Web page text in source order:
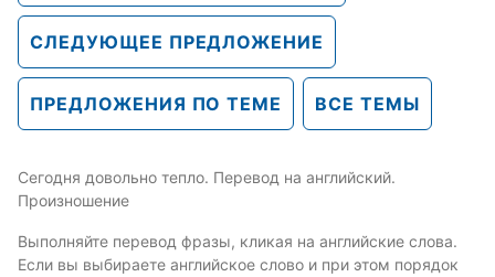
СЛЕДУЮЩЕЕ ПРЕДЛОЖЕНИЕ
ПРЕДЛОЖЕНИЯ ПО ТЕМЕ ВСЕ ТЕМЫ
Сегодня довольно тепло. Перевод на английский.
Произношение
Выполняйте перевод фразы, кликая на английские слова.
Если вы выбираете английское слово и при этом порядок